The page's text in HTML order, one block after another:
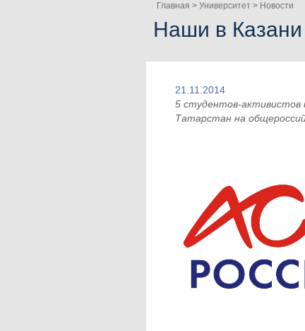
Главная > Университет > Новости
Наши в Казани
21.11.2014
5 студентов-активистов
Татарстан на